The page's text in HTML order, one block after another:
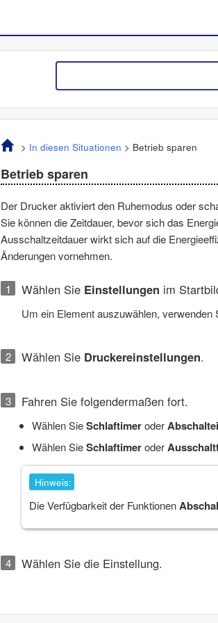
> In diesen Situationen > Betrieb sparen
Betrieb sparen
Der Drucker aktiviert den Ruhemodus oder
Sie können die Zeitdauer, bevor sich das
Ausschaltzeitdauer wirkt sich auf die
Änderungen vornehmen.
Wählen Sie Einstellungen im
Um ein Element auszuwählen, verwenden
Wählen Sie Druckereinstellungen.
Fahren Sie folgendermaßen fort.
Wählen SieSchlaftimeroder
Wählen SieSchlaftimeroder
Hinweis:
Die Verfügbarkeit der Funktionen
Wählen Sie die Einstellung.